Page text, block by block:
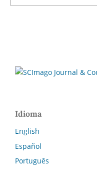
Idioma
English
Español
Português